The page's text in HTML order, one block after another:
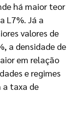
há maior teor
L7%. Já a
valores de
a densidade de
em relação
e regimes
a taxa de